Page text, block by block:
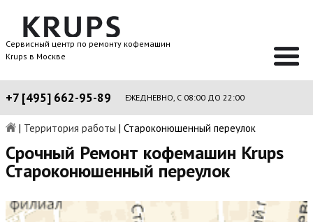
Сервисный центр по ремонту кофемашин
Krups в Москве
+7 [495] 662-95-89 ЕЖЕДНЕВНО, С 08:00 ДО 22:00
| Территория работы | Староконюшенный переулок
Срочный Ремонт кофемашин Krups
Староконюшенный переулок